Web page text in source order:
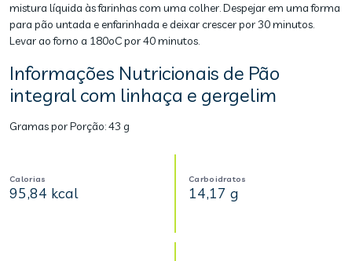
mistura líquida às farinhas com uma colher. Despejar em uma forma
para pão untada e enfarinhada e deixar crescer por 30 minutos.
Levar ao forno a 180oC por 40 minutos.
Informações Nutricionais de Pão
integral com linhaça e gergelim
Gramas por Porção:43 g
Calorias
95,84 kcal
Carboidratos
14,17 g